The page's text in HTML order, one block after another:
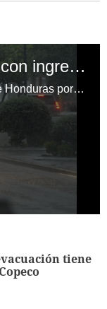
Tormenta Sara amenaza con ingresar a Honduras con fuertes lluvias
Fuertes lluvias en diferentes zonas de Honduras por el ingreso de la tormenta tropical Sara
tiene